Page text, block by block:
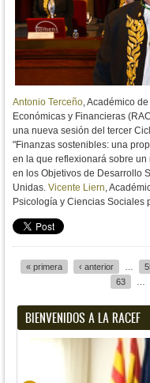
Antonio Terceño, Académico
Económicas y Financieras
una nueva sesión del tercer
"Finanzas sostenibles: una
en la que reflexionará sobre
en los Objetivos de Desarrollo
Unidas. Vicente Liern,
Psicología y Ciencias Sociales
« primera ‹ anterior
63
BIENVENIDOS A LA RACEF